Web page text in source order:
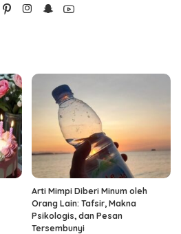
Arti Mimpi Diberi Minum oleh
Orang Lain: Tafsir, Makna
Psikologis, dan Pesan
Tersembunyi